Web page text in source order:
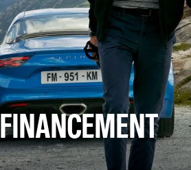
FINANCEMENT